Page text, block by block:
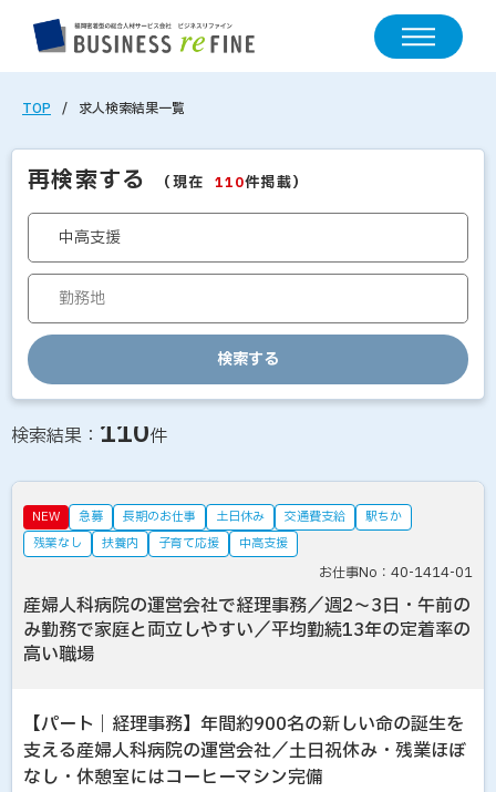
TOP 求人検索結果一覧
再検索する （現在 110件掲載）
検索する
求人情報の検索結果一覧
検索結果： 110件
NEW 急募 長期のお仕事 土日休み 交通費支給
駅ちか
残業なし
扶養内 子育て応援 中高支援
お仕事No：40-1414-01
産婦人科病院の運営会社で経理事務／週2～3日・午前の
み勤務で家庭と両立しやすい／平均勤続13年の定着率の
高い職場
【パート｜経理事務】年間約900名の新しい命の誕生を
支える産婦人科病院の運営会社／土日祝休み・残業ほぼ
なし・休憩室にはコーヒーマシン完備